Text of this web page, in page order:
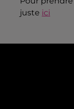
juste ici